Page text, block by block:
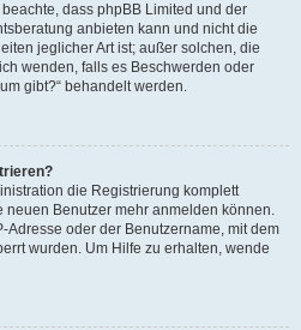
dass phpBB Limited und der
anbieten kann und nicht die
jeglicher Art ist; außer solchen, die
wenden, falls es Beschwerden oder
gibt?“ behandelt werden.
die Registrierung komplett
neuen Benutzer mehr anmelden können.
Adresse oder der Benutzername, mit dem
wurden. Um Hilfe zu erhalten, wende